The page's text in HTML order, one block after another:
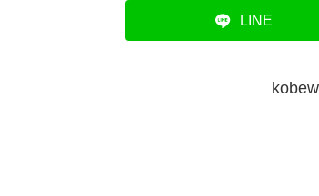
LINE